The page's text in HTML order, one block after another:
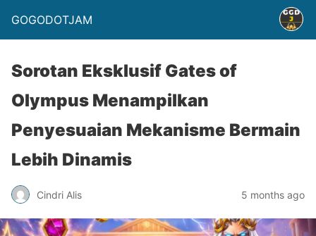
GOGODOTJAM
Sorotan Eksklusif Gates of
Olympus Menampilkan
Penyesuaian Mekanisme Bermain
Lebih Dinamis
Cindri Alis 5 months ago